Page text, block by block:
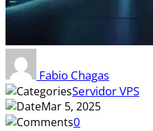
Fabio Chagas
Servidor VPS
Mar 5, 2025
0